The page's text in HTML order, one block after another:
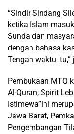
“Sindir Sindang
ketika Islam
Sunda dan
dengan bahasa
Tengah waktu itu,”
Pembukaan MTQ
Al-Quran, Spirit
Istimewa”ini
Jawa Barat,
Pengembangan